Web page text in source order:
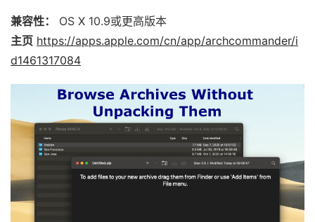
兼容性：
OS X 10.9或更高版本
主页 https://apps.apple.com/cn/app/archcommander/i
d1461317084